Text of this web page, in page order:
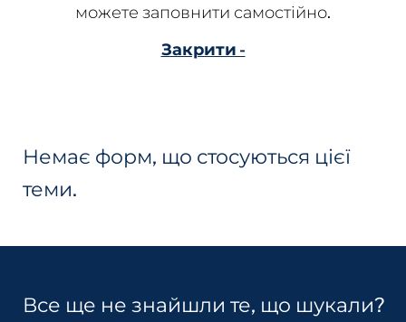
можете заповнити самостійно.
Закрити -
Немає форм, що стосуються цієї
теми.
Все ще не знайшли те, що шукали?